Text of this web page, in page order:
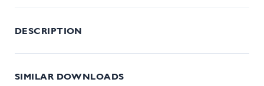
DESCRIPTION
SIMILAR DOWNLOADS